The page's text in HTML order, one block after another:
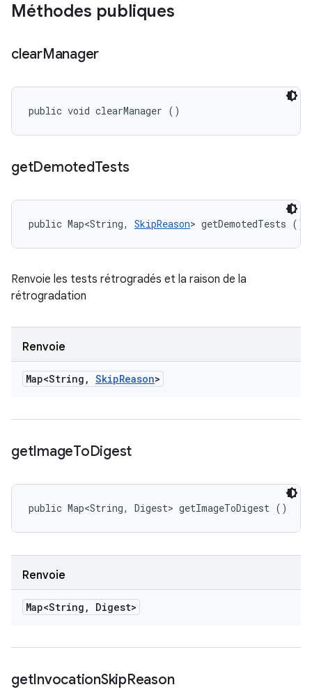
Méthodes publiques
clearManager
public void clearManager ()
getDemotedTests
public Map<String, SkipReason> getDemotedTests ()
Renvoie les tests rétrogradés et la raison de la
rétrogradation
Renvoie
Map<String , SkipReason>
getImageToDigest
public Map<String, Digest> getImageToDigest ()
Renvoie
Map<String , Digest>
getInvocationSkipReason